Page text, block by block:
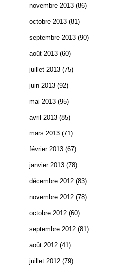
novembre 2013 (86)
octobre 2013 (81)
septembre 2013 (90)
août 2013 (60)
juillet 2013 (75)
juin 2013 (92)
mai 2013 (95)
avril 2013 (85)
mars 2013 (71)
février 2013 (67)
janvier 2013 (78)
décembre 2012 (83)
novembre 2012 (78)
octobre 2012 (60)
septembre 2012 (81)
août 2012 (41)
juillet 2012 (79)